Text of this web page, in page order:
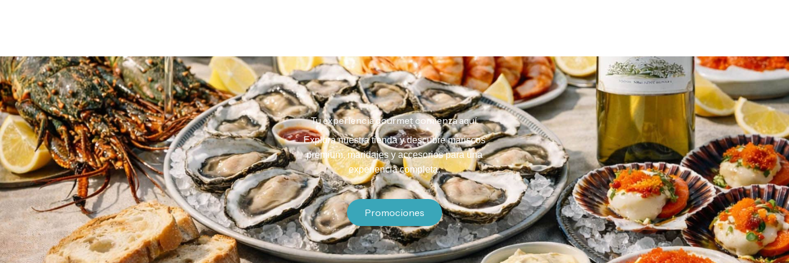
Tu experiencia gourmet comienza aquí.
Explora nuestra tienda y descubre mariscos
premium, maridajes y accesorios para una
experiencia completa.
Promociones